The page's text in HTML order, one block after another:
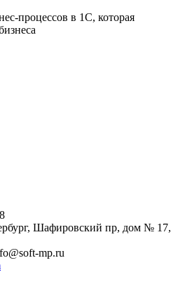
процессов в 1С, которая
Шафировский пр, дом № 17,
mp.ru